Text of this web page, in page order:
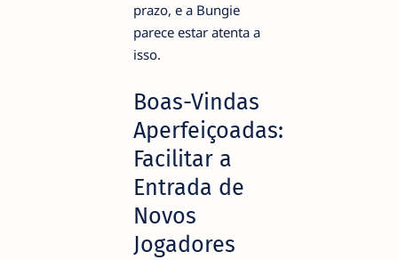
prazo, e a Bungie
parece estar atenta a
isso.
Boas-Vindas
Aperfeiçoadas:
Facilitar a
Entrada de
Novos
Jogadores